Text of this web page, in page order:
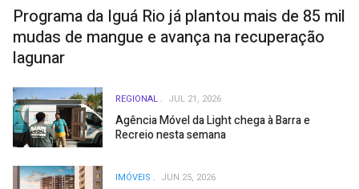
Programa da Iguá Rio já plantou mais de 85 mil
mudas de mangue e avança na recuperação
lagunar
REGIONAL JUL 21, 2026
Agência Móvel da Light chega à Barra e
Recreio nesta semana
IMÓVEIS JUN 25, 2026